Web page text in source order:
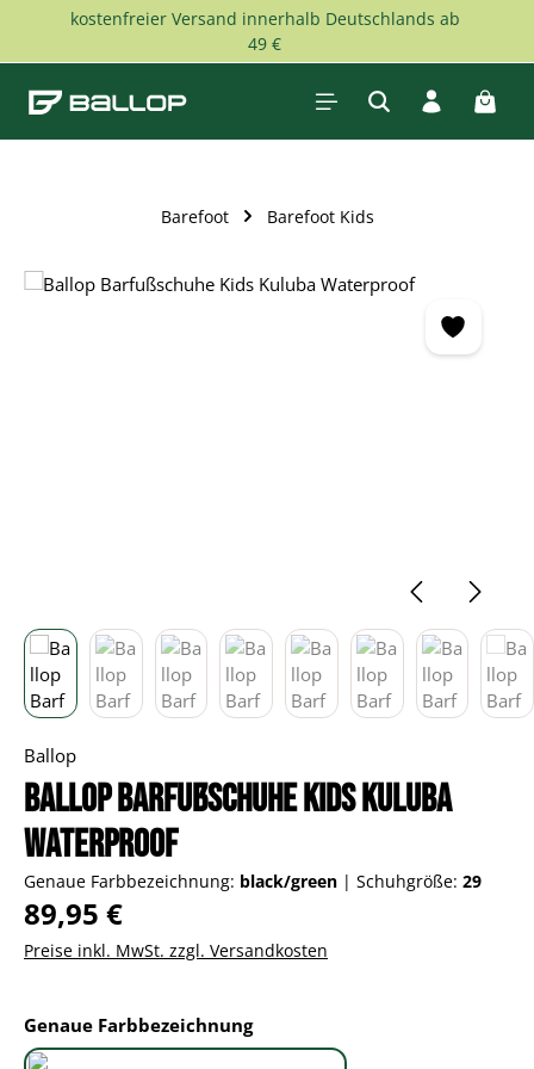
Zum Hauptinhalt springen
kostenfreier Versand innerhalb Deutschlands ab
49 €
Barefoot Barefoot Kids
Bildergalerie überspringen
Ballop
Ballop Barfußschuhe Kids Kuluba
Waterproof
Genaue Farbbezeichnung: black/green | Schuhgröße: 29
Regulärer Preis:
89,95 €
Preise inkl. MwSt. zzgl. Versandkosten
Genaue Farbbezeichnungauswählen